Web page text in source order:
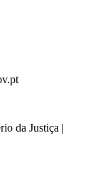
da Justiça |